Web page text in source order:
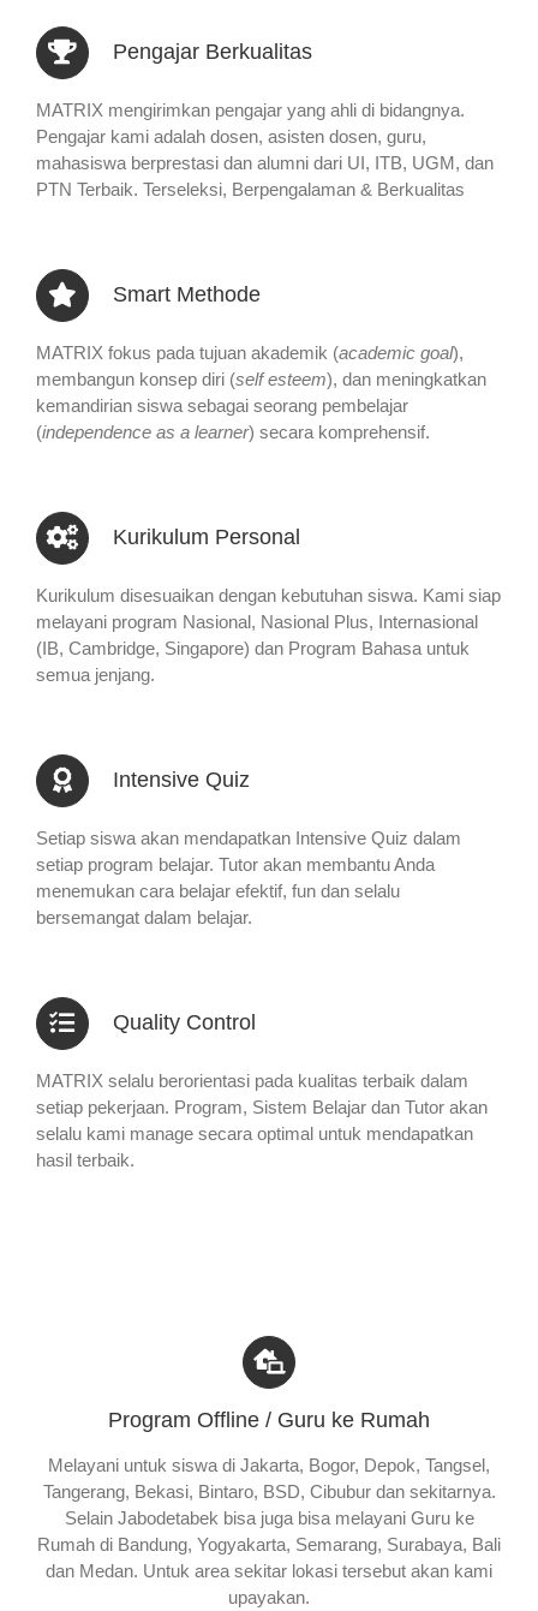
Pengajar Berkualitas
MATRIX mengirimkan pengajar yang ahli di bidangnya.
Pengajar kami adalah dosen, asisten dosen, guru,
mahasiswa berprestasi dan alumni dari UI, ITB, UGM, dan
PTN Terbaik. Terseleksi, Berpengalaman & Berkualitas
Smart Methode
MATRIX fokus pada tujuan akademik (academic goal),
membangun konsep diri (self esteem), dan meningkatkan
kemandirian siswa sebagai seorang pembelajar
(independence as a learner) secara komprehensif.
Kurikulum Personal
Kurikulum disesuaikan dengan kebutuhan siswa. Kami siap
melayani program Nasional, Nasional Plus, Internasional
(IB, Cambridge, Singapore) dan Program Bahasa untuk
semua jenjang.
Intensive Quiz
Setiap siswa akan mendapatkan Intensive Quiz dalam
setiap program belajar. Tutor akan membantu Anda
menemukan cara belajar efektif, fun dan selalu
bersemangat dalam belajar.
Quality Control
MATRIX selalu berorientasi pada kualitas terbaik dalam
setiap pekerjaan. Program, Sistem Belajar dan Tutor akan
selalu kami manage secara optimal untuk mendapatkan
hasil terbaik.
Program Offline / Guru ke Rumah
Melayani untuk siswa di Jakarta, Bogor, Depok, Tangsel,
Tangerang, Bekasi, Bintaro, BSD, Cibubur dan sekitarnya.
Selain Jabodetabek bisa juga bisa melayani Guru ke
Rumah di Bandung, Yogyakarta, Semarang, Surabaya, Bali
dan Medan. Untuk area sekitar lokasi tersebut akan kami
upayakan.